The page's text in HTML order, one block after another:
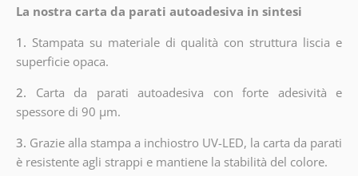
La nostra carta da parati autoadesiva in sintesi
1. Stampata su materiale di qualità con struttura liscia e
superficie opaca.
2. Carta da parati autoadesiva con forte adesività e
spessore di 90 µm.
3. Grazie alla stampa a inchiostro UV-LED, la carta da parati
è resistente agli strappi e mantiene la stabilità del colore.